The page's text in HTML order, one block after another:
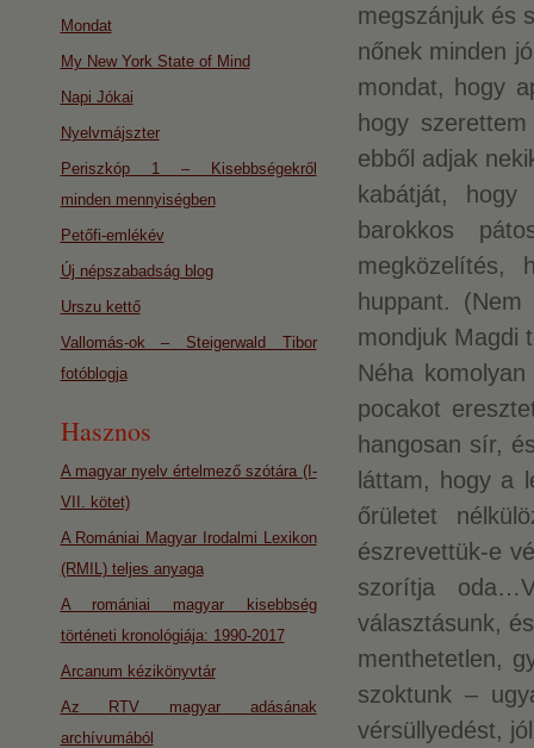
megszánjuk és
nőnek minden
mondat, hogy
hogy
ebből adjak
kabátját,
barokkos
huppant.
mondjuk Magdi
Néha
pocakot
hangosan sír,
láttam, hogy a
őrületet
észrevettük-e
szorítja
választásunk,
menthetetlen,
szoktunk –
vérsüllyedést,
Mondat
My New York State of Mind
Napi Jókai
Nyelvmájszter
Periszkóp 1 – Kisebbségekről
minden mennyiségben
Petőfi-emlékév
Új népszabadság blog
Urszu kettő
Vallomás-ok – Steigerwald Tibor
fotóblogja
Hasznos
A magyar nyelv értelmező szótára (I-
VII. kötet)
A Romániai Magyar Irodalmi Lexikon
(RMIL) teljes anyaga
A romániai magyar kisebbség
történeti kronológiája: 1990-2017
Arcanum kézikönyvtár
Az RTV magyar adásának
archívumából